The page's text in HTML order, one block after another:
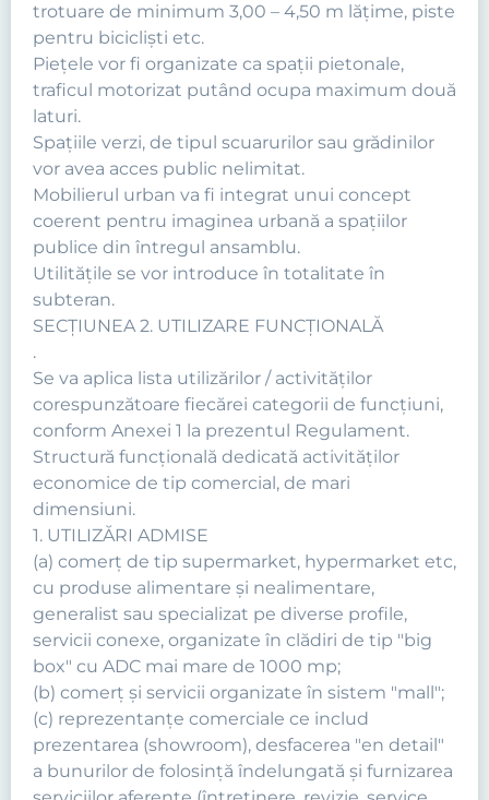
trotuare de minimum 3,00 – 4,50 m lăţime, piste
pentru biciclişti etc.
Pieţele vor fi organizate ca spaţii pietonale,
traficul motorizat putând ocupa maximum două
laturi.
Spaţiile verzi, de tipul scuarurilor sau grădinilor
vor avea acces public nelimitat.
Mobilierul urban va fi integrat unui concept
coerent pentru imaginea urbană a spaţiilor
publice din întregul ansamblu.
Utilităţile se vor introduce în totalitate în
subteran.
SECŢIUNEA 2. UTILIZARE FUNCŢIONALĂ
.
Se va aplica lista utilizărilor / activităţilor
corespunzătoare fiecărei categorii de funcţiuni,
conform Anexei 1 la prezentul Regulament.
Structură funcţională dedicată activităţilor
economice de tip comercial, de mari
dimensiuni.
1. UTILIZĂRI ADMISE
(a) comerţ de tip supermarket, hypermarket etc,
cu produse alimentare şi nealimentare,
generalist sau specializat pe diverse profile,
servicii conexe, organizate în clădiri de tip "big
box" cu ADC mai mare de 1000 mp;
(b) comerţ şi servicii organizate în sistem "mall";
(c) reprezentanţe comerciale ce includ
prezentarea (showroom), desfacerea "en detail"
a bunurilor de folosinţă îndelungată şi furnizarea